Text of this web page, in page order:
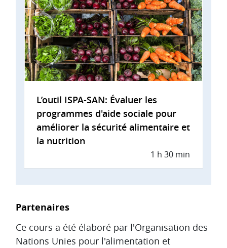
L’outil ISPA-SAN: Évaluer les
programmes d'aide sociale pour
améliorer la sécurité alimentaire et
la nutrition
1 h 30 min
Partenaires
Ce cours a été élaboré par l'Organisation des
Nations Unies pour l'alimentation et